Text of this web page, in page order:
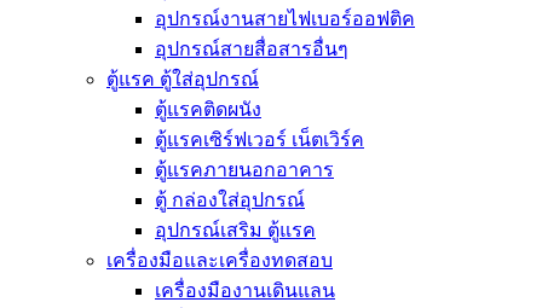
อุปกรณ์งานสายไฟเบอร์ออฟติค
อุปกรณ์สายสื่อสารอื่นๆ
ตู้แรค ตู้ใส่อุปกรณ์
ตู้แรคติดผนัง
ตู้แรคเซิร์ฟเวอร์ เน็ตเวิร์ค
ตู้แรคภายนอกอาคาร
ตู้ กล่องใส่อุปกรณ์
อุปกรณ์เสริม ตู้แรค
เครื่องมือและเครื่องทดสอบ
เครื่องมืองานเดินแลน